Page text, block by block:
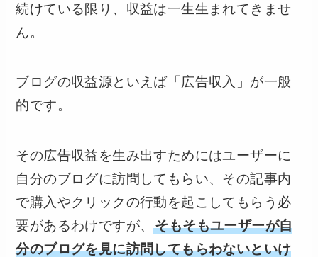
続けている限り、収益は一生生まれてきませ
ん。
ブログの収益源といえば「広告収入」が一般
的です。
その広告収益を生み出すためにはユーザーに
自分のブログに訪問してもらい、その記事内
で購入やクリックの行動を起こしてもらう必
要があるわけですが、そもそもユーザーが自
分のブログを見に訪問してもらわないといけ